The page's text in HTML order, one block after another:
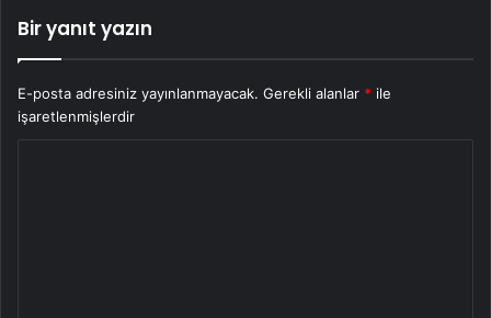
Bir yanıt yazın
E-posta adresiniz yayınlanmayacak. Gerekli alanlar * ile
işaretlenmişlerdir